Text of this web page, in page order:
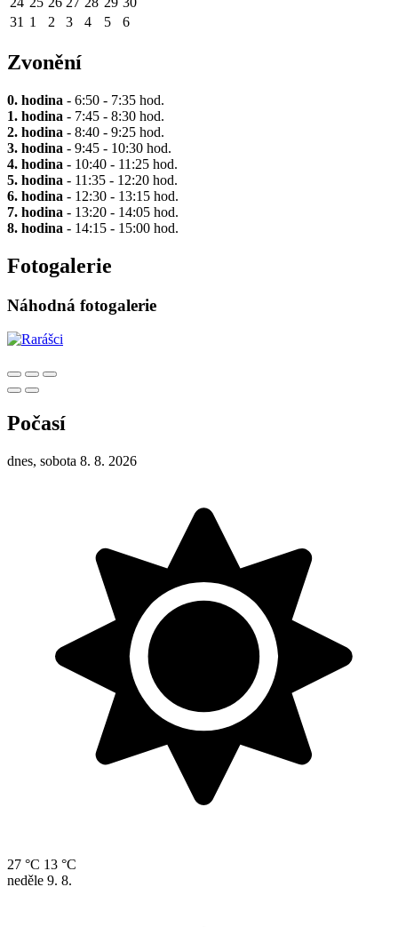
31 1 2 3 4 5 6
Zvonění
0. hodina - 6:50 - 7:35 hod.
1. hodina - 7:45 - 8:30 hod.
2. hodina - 8:40 - 9:25 hod.
3. hodina - 9:45 - 10:30 hod.
4. hodina - 10:40 - 11:25 hod.
5. hodina - 11:35 - 12:20 hod.
6. hodina - 12:30 - 13:15 hod.
7. hodina - 13:20 - 14:05 hod.
8. hodina - 14:15 - 15:00 hod.
Fotogalerie
Náhodná fotogalerie
Počasí
dnes, sobota 8. 8. 2026
27 °C 13 °C
neděle 9. 8.